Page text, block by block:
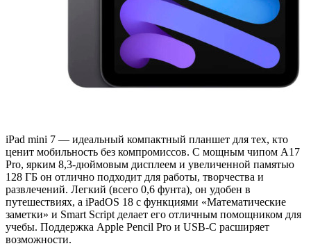
iPad mini 7 — идеальный компактный планшет для тех, кто
ценит мобильность без компромиссов. С мощным чипом A17
Pro, ярким 8,3-дюймовым дисплеем и увеличенной памятью
128 ГБ он отлично подходит для работы, творчества и
развлечений. Легкий (всего 0,6 фунта), он удобен в
путешествиях, а iPadOS 18 с функциями «Математические
заметки» и Smart Script делает его отличным помощником для
учебы. Поддержка Apple Pencil Pro и USB-C расширяет
возможности.